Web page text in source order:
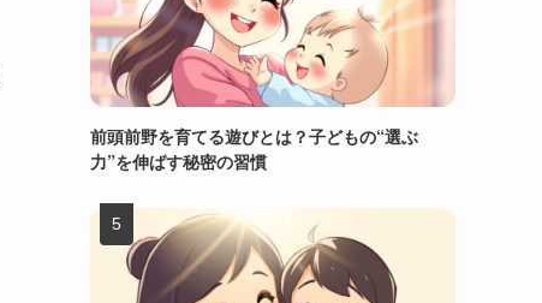
前頭前野を育てる遊びとは？子どもの“選ぶ
力”を伸ばす秘密の習慣